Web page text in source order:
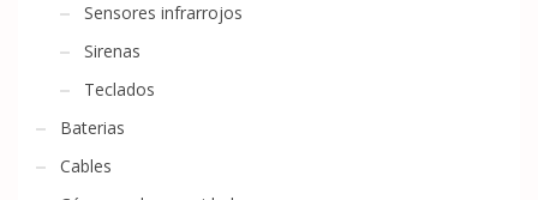
Sensores infrarrojos
Sirenas
Teclados
Baterias
Cables